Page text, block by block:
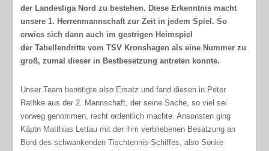
der Landesliga Nord zu bestehen. Diese Erkenntnis macht
unsere 1. Herrenmannschaft zur Zeit in jedem Spiel. So
erwies sich dann auch im gestrigen Heimspiel
der Tabellendritte vom TSV Kronshagen als eine Nummer zu
groß, zumal dieser in Bestbesetzung antreten konnte.
Unser Team benötigte also Ersatz und fand diesen in Peter
Rathke aus der 2. Mannschaft, der seine Sache, so viel sei
vorweg genommen, recht ordentlich machte. Ansonsten ging
Käptn Matthias Lettau mit der ihm verbliebenen Besatzung an
Bord des schwankenden Tischtennis-Schiffes, also Sönke